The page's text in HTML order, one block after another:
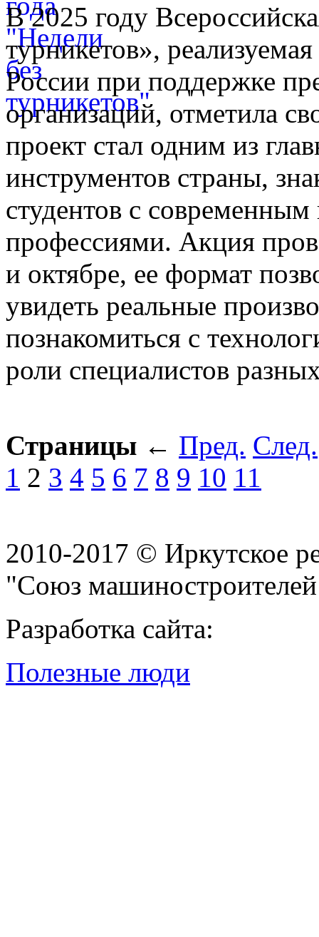
В 2025 году
турникетов»,
России при поддержке
организаций, отметила
проект стал одним из
инструментов страны,
студентов с
профессиями. Акция
и октябре, ее формат
увидеть реальные
познакомиться с
роли специалистов
Страницы ← Пред. След.
1 2 3 4 5 6 7 8 9 10 11
2010-2017 © Иркутское
"Союз
Разработка сайта:
Полезные люди